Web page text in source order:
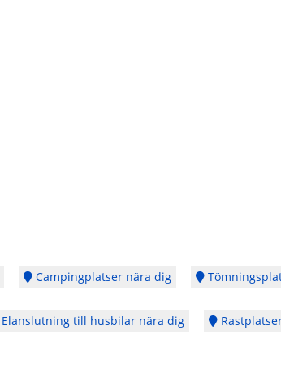
Campingplatser nära dig
Elanslutning till husbilar nära dig